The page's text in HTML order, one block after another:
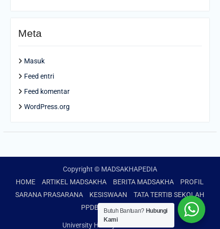
Meta
Masuk
Feed entri
Feed komentar
WordPress.org
Copyright © MADSAKHAPEDIA
HOME
ARTIKEL MADSAKHA BERITA MADSAKHA
PROFIL
SARANA PRASARANA
KESISWAAN
TATA TERTIB SEKOLAH
PPDB
AKADEMIK
University Hub by
Butuh Bantuan? Hubungi
Kami